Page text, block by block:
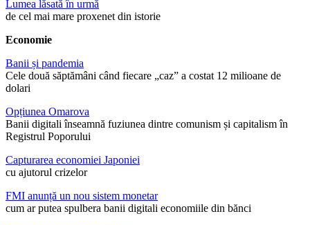
Lumea lăsată în urmă
de cel mai mare proxenet din istorie
Economie
Banii și pandemia
Cele două săptămâni când fiecare „caz” a costat 12 milioane de
dolari
Opțiunea Omarova
Banii digitali înseamnă fuziunea dintre comunism și capitalism în
Registrul Poporului
Capturarea economiei Japoniei
cu ajutorul crizelor
FMI anunță un nou sistem monetar
cum ar putea spulbera banii digitali economiile din bănci